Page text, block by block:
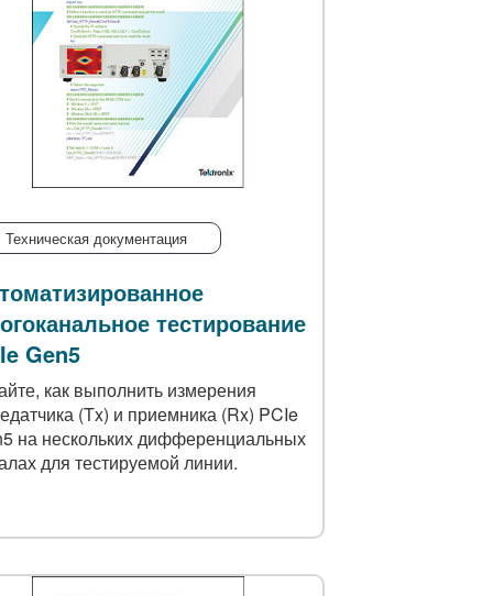
Техническая документация
тестирование
Gen5
как выполнить измерения
(Tx) и приемника (Rx) PCIe
на нескольких дифференциальных
для тестируемой линии.